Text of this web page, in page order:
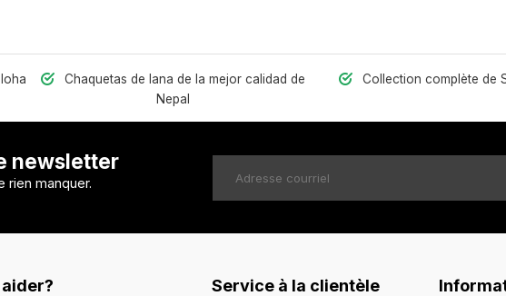
Chaquetas de lana de la mejor calidad de
Nepal
Collection complète de
newsletter
rien manquer.
Service à la clientèle